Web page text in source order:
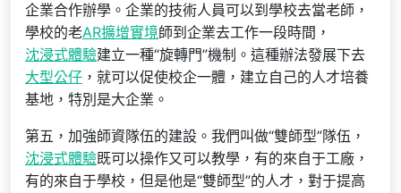
企業合作辦學。企業的技術人員可以到學校去當老師，
學校的老AR擴增實境師到企業去工作一段時間，
沈浸式體驗建立一種“旋轉門”機制。這種辦法發展下去
大型公仔 ，就可以促使校企一體，建立自己的人才培養
基地，特別是大企業。
第五，加強師資隊伍的建設。我們叫做“雙師型”隊伍，
沈浸式體驗既可以操作又可以教學，有的來自于工廠，
有的來自于學校，但是他是“雙師型”的人才，對于提高